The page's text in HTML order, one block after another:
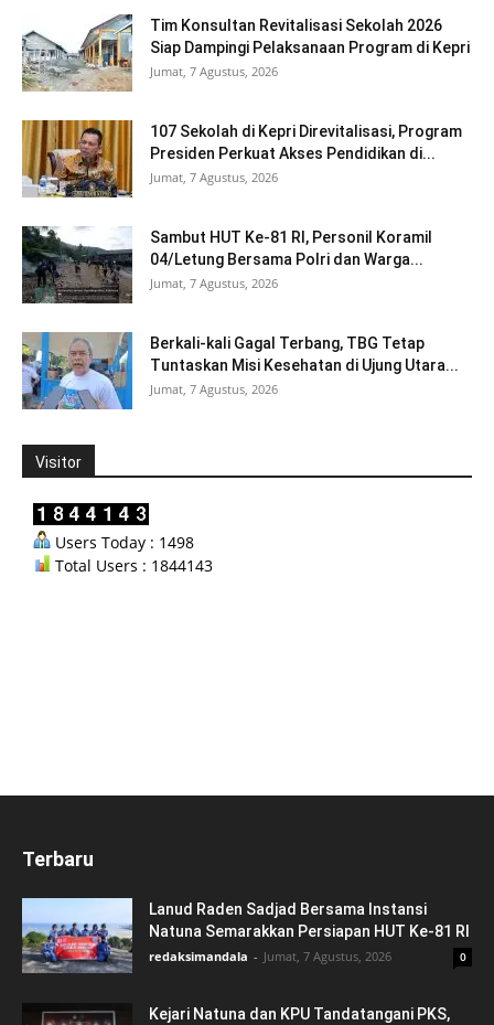
Tim Konsultan Revitalisasi Sekolah 2026
Siap Dampingi Pelaksanaan Program di Kepri
Jumat, 7 Agustus, 2026
107 Sekolah di Kepri Direvitalisasi, Program
Presiden Perkuat Akses Pendidikan di...
Jumat, 7 Agustus, 2026
Sambut HUT Ke-81 RI, Personil Koramil
04/Letung Bersama Polri dan Warga...
Jumat, 7 Agustus, 2026
Berkali-kali Gagal Terbang, TBG Tetap
Tuntaskan Misi Kesehatan di Ujung Utara...
Jumat, 7 Agustus, 2026
Visitor
Users Today : 1498
Total Users : 1844143
Terbaru
Lanud Raden Sadjad Bersama Instansi
Natuna Semarakkan Persiapan HUT Ke-81 RI
redaksimandala - Jumat, 7 Agustus, 2026 0
Kejari Natuna dan KPU Tandatangani PKS,